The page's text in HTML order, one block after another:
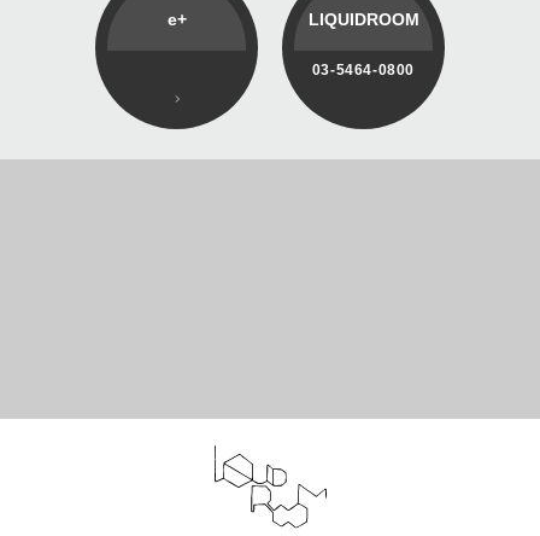
e+ LIQUIDROOM
03-5464-0800